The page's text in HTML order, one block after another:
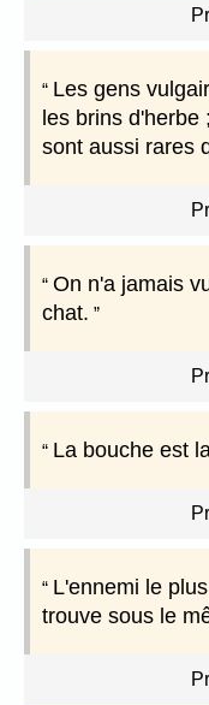
Les gens
les brins d'herbe
sont aussi rares
On n'a jamais
chat.
La bouche est
L'ennemi le
trouve sous le